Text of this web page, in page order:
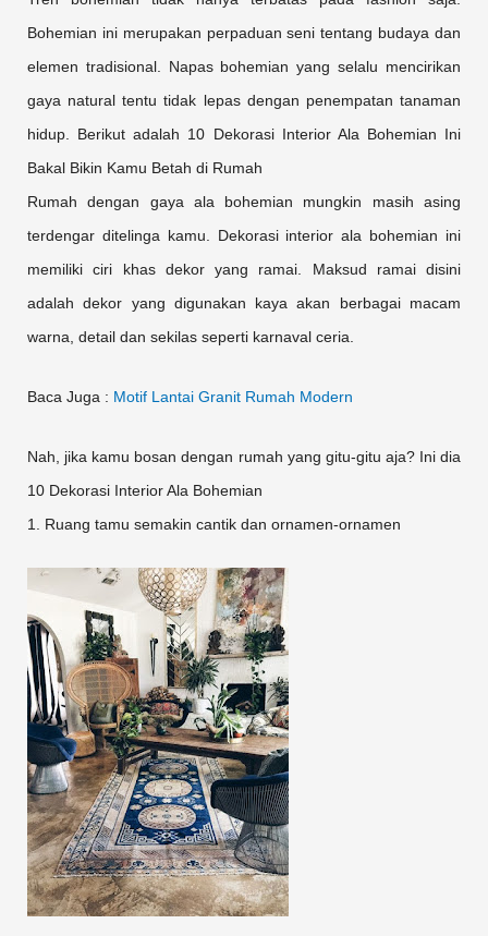
Bohemian ini merupakan perpaduan seni tentang budaya dan
elemen tradisional. Napas bohemian yang selalu mencirikan
gaya natural tentu tidak lepas dengan penempatan tanaman
hidup. Berikut adalah 10 Dekorasi Interior Ala Bohemian Ini
Bakal Bikin Kamu Betah di Rumah
Rumah dengan gaya ala bohemian mungkin masih asing
terdengar ditelinga kamu. Dekorasi interior ala bohemian ini
memiliki ciri khas dekor yang ramai. Maksud ramai disini
adalah dekor yang digunakan kaya akan berbagai macam
warna, detail dan sekilas seperti karnaval ceria.
Baca Juga : Motif Lantai Granit Rumah Modern
Nah, jika kamu bosan dengan rumah yang gitu-gitu aja? Ini dia
10 Dekorasi Interior Ala Bohemian
1. Ruang tamu semakin cantik dan ornamen-ornamen